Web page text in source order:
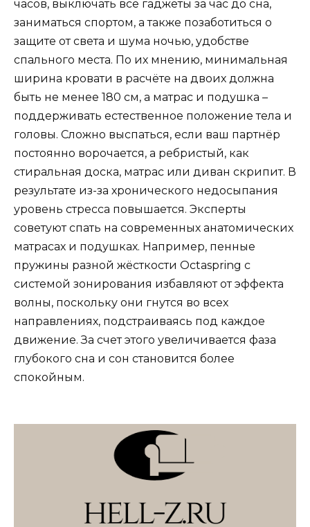
часов, выключать все гаджеты за час до сна,
заниматься спортом, а также позаботиться о
защите от света и шума ночью, удобстве
спального места. По их мнению, минимальная
ширина кровати в расчёте на двоих должна
быть не менее 180 см, а матрас и подушка –
поддерживать естественное положение тела и
головы. Сложно выспаться, если ваш партнёр
постоянно ворочается, а ребристый, как
стиральная доска, матрас или диван скрипит. В
результате из-за хронического недосыпания
уровень стресса повышается. Эксперты
советуют спать на современных анатомических
матрасах и подушках. Например, пенные
пружины разной жёсткости Octaspring c
системой зонирования избавляют от эффекта
волны, поскольку они гнутся во всех
направлениях, подстраиваясь под каждое
движение. За счет этого увеличивается фаза
глубокого сна и сон становится более
спокойным.